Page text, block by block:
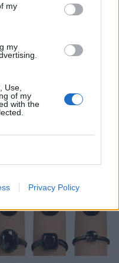
my
my
Use,
of my
with the
Privacy Policy